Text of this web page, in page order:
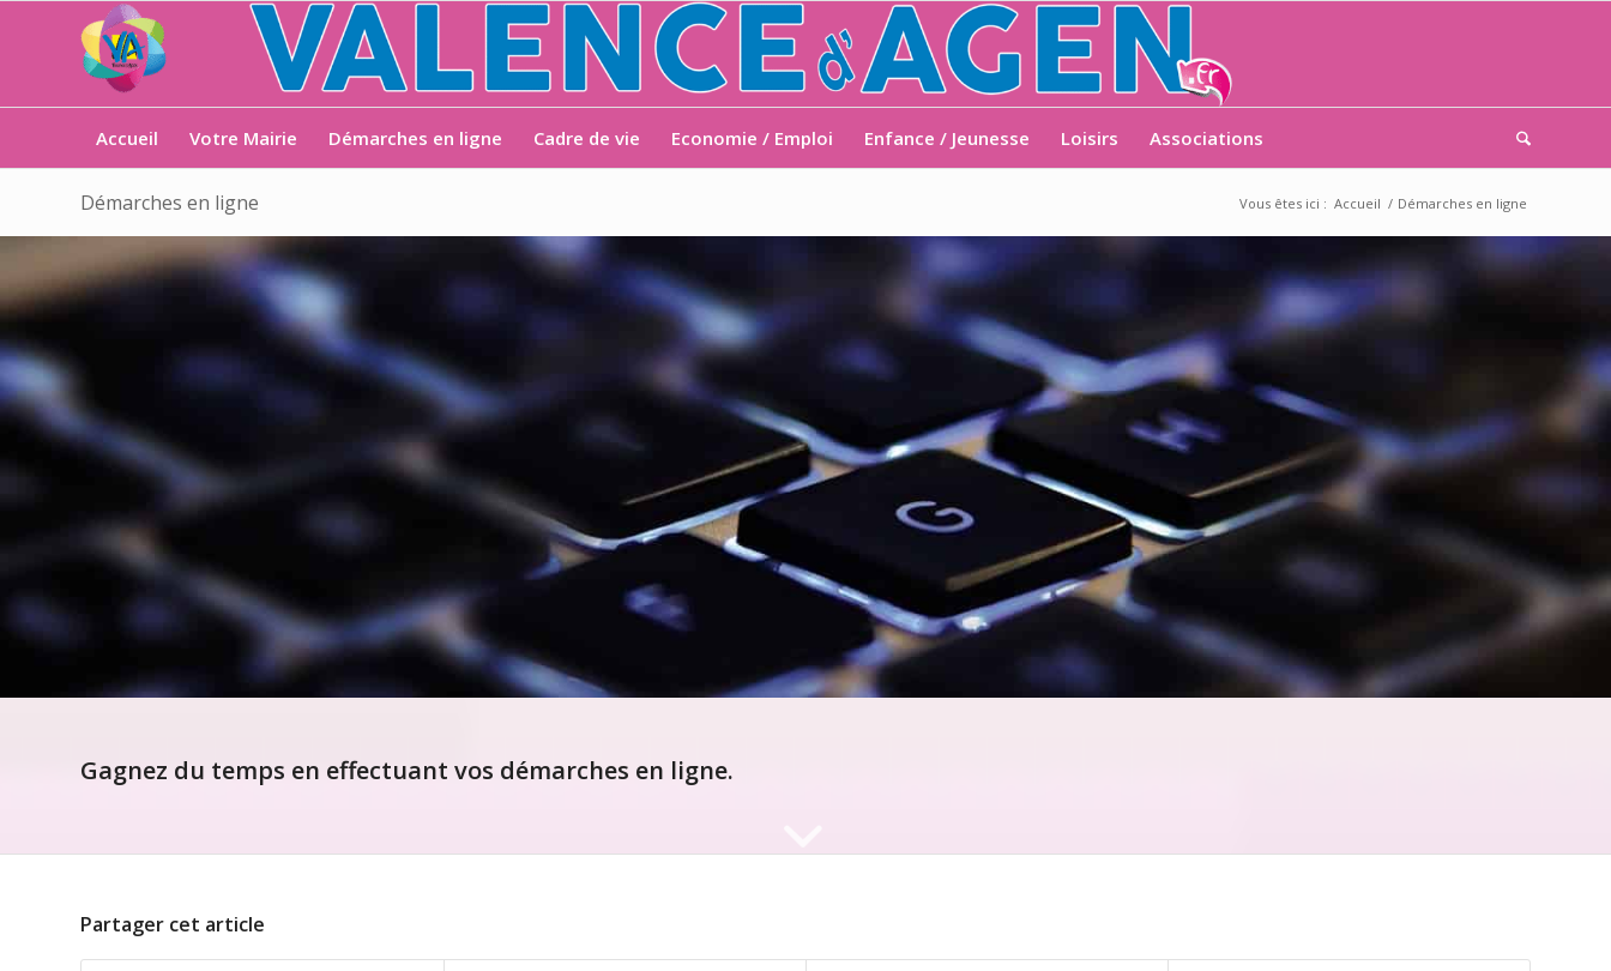
Accueil Votre Mairie Démarches en ligne Cadre de vie Economie / Emploi Enfance / Jeunesse Loisirs Associations
Démarches en ligne Vous êtes ici : Accueil / Démarches en ligne
Gagnez du temps en effectuant vos démarches en ligne.
Partager cet article